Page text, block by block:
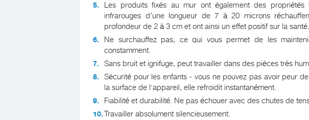
Les produits fixés au mur ont également des propriétés
infrarouges d’une longueur de 7 à 20 microns
profondeur de 2 à 3 cm et ont ainsi un effet positif sur la santé.
Ne surchauffez pas, ce qui vous permet de les
constamment.
Sans bruit et ignifuge, peut travailler dans des pièces très
Sécurité pour les enfants - vous ne pouvez pas avoir peur
la surface de l'appareil, elle refroidit instantanément.
Fiabilité et durabilité. Ne pas échouer avec des chutes de
Travailler absolument silencieusement.